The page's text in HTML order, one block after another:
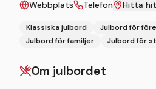
Webbplats Telefon Hitta hit
Klassiska julbord
Julbord för
Julbord för familjer
Julbord för
Om julbordet